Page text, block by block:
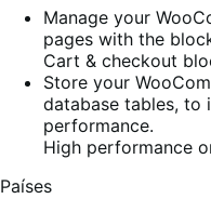
Manage your
pages with the
Cart & checkout
Store your
database tables, to
performance.
High performance
Países